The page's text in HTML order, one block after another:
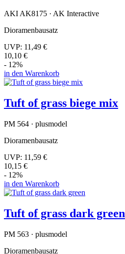
AKI AK8175 · AK Interactive
Dioramenbausatz
UVP: 11,49 €
10,10 €
- 12%
in den Warenkorb
Tuft of grass biege mix
PM 564 · plusmodel
Dioramenbausatz
UVP: 11,59 €
10,15 €
- 12%
in den Warenkorb
Tuft of grass dark green
PM 563 · plusmodel
Dioramenbausatz